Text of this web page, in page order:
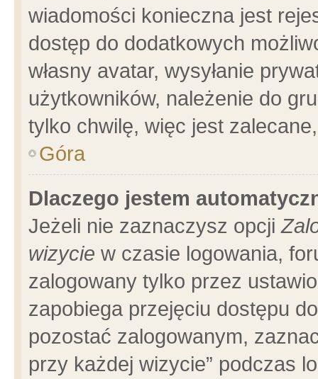
wiadomości konieczna jest
dostęp do dodatkowych
własny avatar, wysyłanie
użytkowników, należenie do
tylko chwilę, więc jest
Góra
Dlaczego jestem
Jeżeli nie zaznaczysz opcji
wizycie w czasie logowania,
zalogowany tylko przez
zapobiega przejęciu dostępu
pozostać zalogowanym,
przy każdej wizycie” podczas